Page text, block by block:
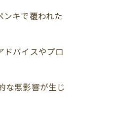
キで覆われた
ドバイスやプロ
な悪影響が生じ